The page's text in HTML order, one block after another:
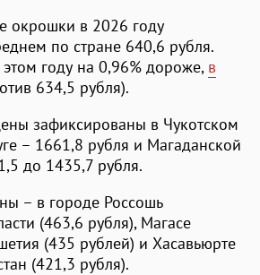
окрошки в 2026 году
по стране 640,6 рубля.
этом году на 0,96% дороже, в
634,5 рубля).
зафиксированы в Чукотском
– 1661,8 рубля и Магаданской
до 1435,7 рубля.
– в городе Россошь
(463,6 рубля), Магасе
(435 рублей) и Хасавьюрте
(421,3 рубля).